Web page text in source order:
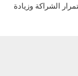
الشراكة وزيادة